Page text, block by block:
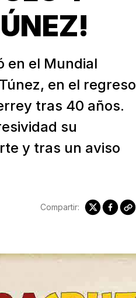
en el Mundial
en el regreso
tras 40 años.
su
y tras un aviso
Compartir: